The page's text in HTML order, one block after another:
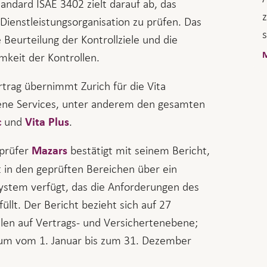
ISAE 3402 zielt darauf ab, das
zu prüfen. Das
der Kontrollziele und die
der Kontrollen.
übernimmt Zurich für die Vita
Services, unter anderem den gesamten
und Vita Plus.
Mazarsbestätigt mit seinem Bericht,
in den geprüften Bereichen über ein
verfügt, das die Anforderungen des
Der Bericht bezieht sich auf 27
auf Vertrags- und Versichertenebene;
vom 1. Januar bis zum 31. Dezember